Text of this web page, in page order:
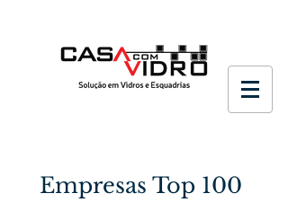
Empresas Top 100